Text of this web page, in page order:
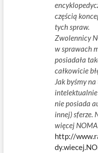
częścią
tych spraw.
Zwolennicy
w sprawach
posiadała
całkowicie
Jak byśmy
nie posiada
innej) sferze.
więcej
http://